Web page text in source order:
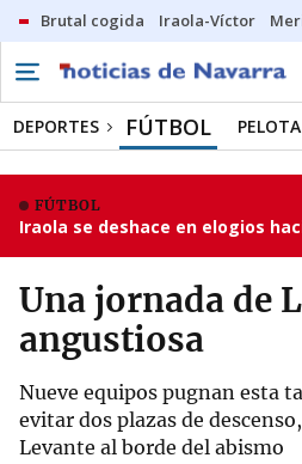
Brutal cogida Iraola-Víctor
DEPORTES FÚTBOL PELOTA
FÚTBOL
Iraola se deshace en elogios
Una jornada de
angustiosa
Nueve equipos pugnan esta
evitar dos plazas de
Levante al borde del abismo